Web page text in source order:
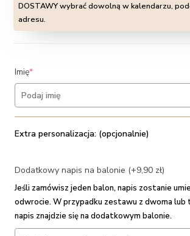
DOSTAWY wybrać dowolną w kalendarzu,
adresu.
Imię*(required)
Extra personalizacja: (opcjonalnie)
Dodatkowy napis na balonie (+9,90 zł)
Jeśli zamówisz jeden balon, napis zostanie
odwrocie. W przypadku zestawu z dwoma lub
napis znajdzie się na dodatkowym balonie.